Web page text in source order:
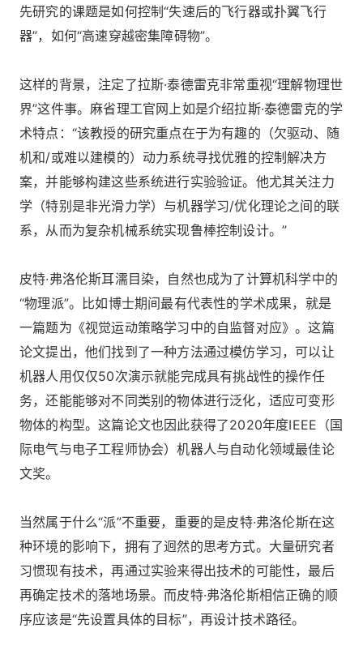
先研究的课题是如何控制“失速后的飞行器或扑翼飞行
器”，如何“高速穿越密集障碍物”。
这样的背景，注定了拉斯·泰德雷克非常重视“理解物理世
界”这件事。麻省理工官网上如是介绍拉斯·泰德雷克的学
术特点：“该教授的研究重点在于为有趣的（欠驱动、随
机和/或难以建模的）动力系统寻找优雅的控制解决方
案，并能够构建这些系统进行实验验证。他尤其关注力
学（特别是非光滑力学）与机器学习/优化理论之间的联
系，从而为复杂机械系统实现鲁棒控制设计。”
皮特·弗洛伦斯耳濡目染，自然也成为了计算机科学中的
“物理派”。比如博士期间最有代表性的学术成果，就是
一篇题为《视觉运动策略学习中的自监督对应》。这篇
论文提出，他们找到了一种方法通过模仿学习，可以让
机器人用仅仅50次演示就能完成具有挑战性的操作任
务，还能能够对不同类别的物体进行泛化，适应可变形
物体的构型。这篇论文也因此获得了2020年度IEEE（国
际电气与电子工程师协会）机器人与自动化领域最佳论
文奖。
当然属于什么“派”不重要，重要的是皮特·弗洛伦斯在这
种环境的影响下，拥有了迥然的思考方式。大量研究者
习惯现有技术，再通过实验来得出技术的可能性，最后
再确定技术的落地场景。而皮特·弗洛伦斯相信正确的顺
序应该是“先设置具体的目标”，再设计技术路径。